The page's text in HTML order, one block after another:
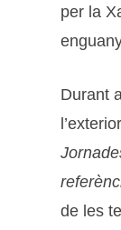
per la
Durant
de les